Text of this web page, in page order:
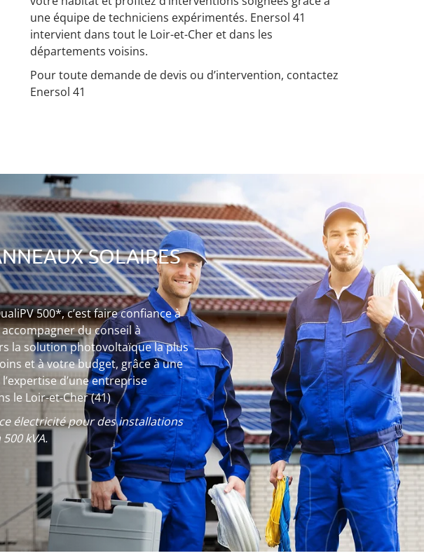
une équipe de techniciens expérimentés. Enersol 41
intervient dans tout le Loir-et-Cher et dans les
départements voisins.
Pour toute demande de devis ou d’intervention, contactez
Enersol 41
SOLAIRES
500*, c’est faire confiance à
du conseil à
la solution photovoltaïque la plus
et à votre budget, grâce à une
d’une entreprise
le Loir-et-Cher (41)
électricité pour des installations
kVA.